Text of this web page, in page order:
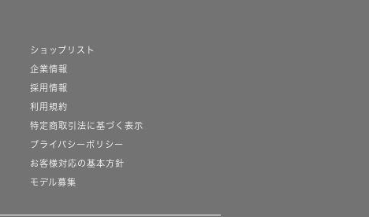
ショップリスト
企業情報
採用情報
利用規約
特定商取引法に基づく表示
プライバシーポリシー
お客様対応の基本方針
モデル募集